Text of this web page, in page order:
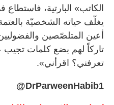
الكاتب» البارتية،
يغلّف حياته الشخصيّة
أعين المتلصّصين
تاركاً لهم بضع كلمات تجيب
تعرفني؟ اقرأني».
DrParweenHabib1
@